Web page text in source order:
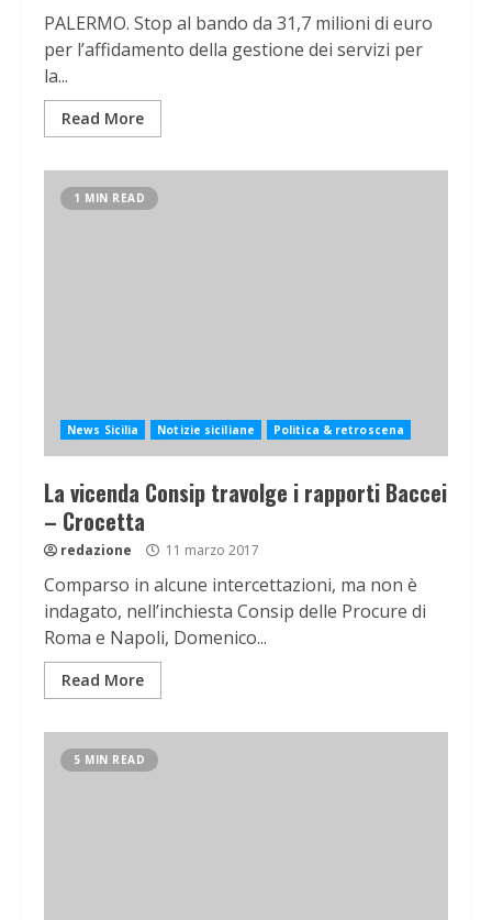
PALERMO. Stop al bando da 31,7 milioni di euro
per l’affidamento della gestione dei servizi per
la...
Read More
1 MIN READ
News Sicilia Notizie siciliane Politica & retroscena
La vicenda Consip travolge i rapporti Baccei
– Crocetta
redazione 11 marzo 2017
Comparso in alcune intercettazioni, ma non è
indagato, nell’inchiesta Consip delle Procure di
Roma e Napoli, Domenico...
Read More
5 MIN READ